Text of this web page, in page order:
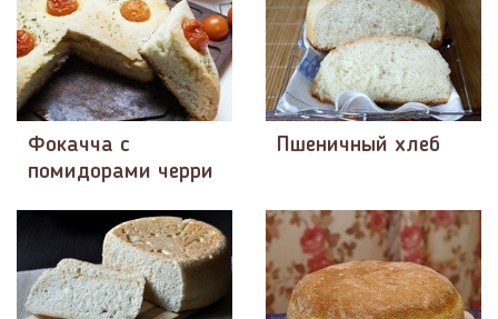
Фокачча с
помидорами черри
Пшеничный хлеб